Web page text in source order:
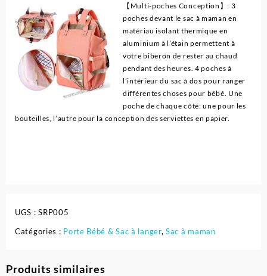
【Multi-poches Conception】: 3
poches devant le sac à maman en
matériau isolant thermique en
aluminium à l’étain permettent à
votre biberon de rester au chaud
pendant des heures. 4 poches à
l’intérieur du sac à dos pour ranger
différentes choses pour bébé. Une
poche de chaque côté: une pour les
bouteilles, l’autre pour la conception des serviettes en papier.
UGS :SRP005
Catégories : Porte Bébé & Sac à langer,Sac à maman
Produits similaires